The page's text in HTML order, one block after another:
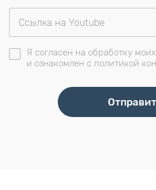
Я согласен на обработку
и ознакомлен с политикой